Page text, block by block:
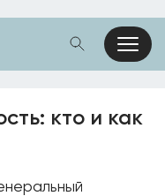
кто и как